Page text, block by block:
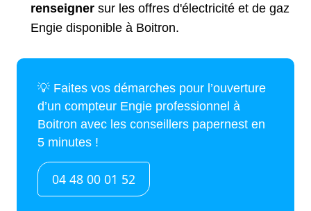
renseigner sur les offres d'électricité et de gaz
Engie disponible à Boitron.